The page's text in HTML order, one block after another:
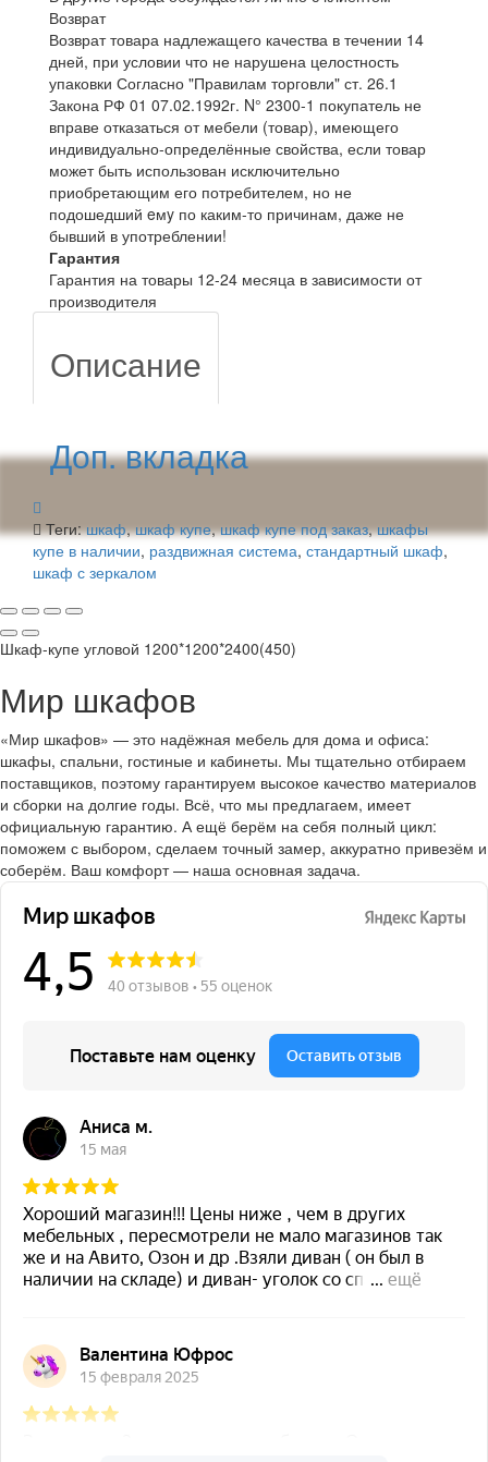
Возврат
Возврат товара надлежащего качества в течении 14
дней, при условии что не нарушена целостность
упаковки Согласно "Правилам торговли" ст. 26.1
Закона РФ 01 07.02.1992г. N° 2300-1 покупатель не
вправе отказаться от мебели (товар), имеющего
индивидуально-определённые свойства, если товар
может быть использован исключительно
приобретающим его потребителем, но не
подошедший eмy по каким-то причинам, даже не
бывший в употреблении!
Гарантия
Гарантия на товары 12-24 месяца в зависимости от
производителя
Описание
Доп. вкладка
Теги:шкаф,шкаф купе,шкаф купе под заказ,шкафы
купе в наличии, раздвижная система, стандартный шкаф,
шкаф с зеркалом
Шкаф-купе угловой 1200*1200*2400(450)
Мир шкафов
«Мир шкафов» — это надёжная мебель для дома и офиса:
шкафы, спальни, гостиные и кабинеты. Мы тщательно отбираем
поставщиков, поэтому гарантируем высокое качество материалов
и сборки на долгие годы. Всё, что мы предлагаем, имеет
официальную гарантию. А ещё берём на себя полный цикл:
поможем с выбором, сделаем точный замер, аккуратно привезём и
соберём. Ваш комфорт — наша основная задача.